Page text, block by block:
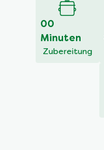
00
Minuten
Zubereitung